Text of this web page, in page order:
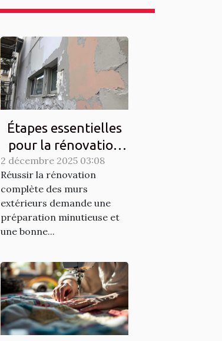
Étapes essentielles
pour la rénovation
complète des murs
extérieurs
2 décembre 2025 03:08
Réussir la rénovation
complète des murs
extérieurs demande une
préparation minutieuse et
une bonne...